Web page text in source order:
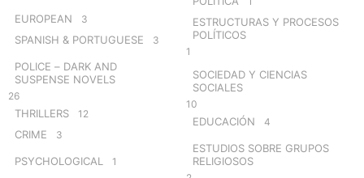
EUROPEAN 3
SPANISH & PORTUGUESE 3
POLICE – DARK AND
SUSPENSE NOVELS
26
THRILLERS 12
CRIME 3
PSYCHOLOGICAL 1
ESTRUCTURAS Y PROCESOS
POLÍTICOS
1
SOCIEDAD Y CIENCIAS
SOCIALES
10
EDUCACIÓN 4
ESTUDIOS SOBRE GRUPOS
RELIGIOSOS